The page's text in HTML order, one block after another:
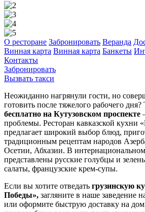
О ресторане Забронировать Веранда
Винная карта Винная карта Банкеты
Контакты
Забронировать
Вызвать такси
Неожиданно нагрянули гости, но
готовить после тяжелого рабочего дня?
бесплатно на Кутузовском проспекте
проблемы. Ресторан кавказской кухни
предлагает широкий выбор блюд,
традиционным рецептам народов
Осетии, Абхазии. В
представлены русские голубцы и
салаты, французские крем-супы.
Если вы хотите отведать грузинскую
Победы», загляните в наше заведение
или оформите быструю доставку на